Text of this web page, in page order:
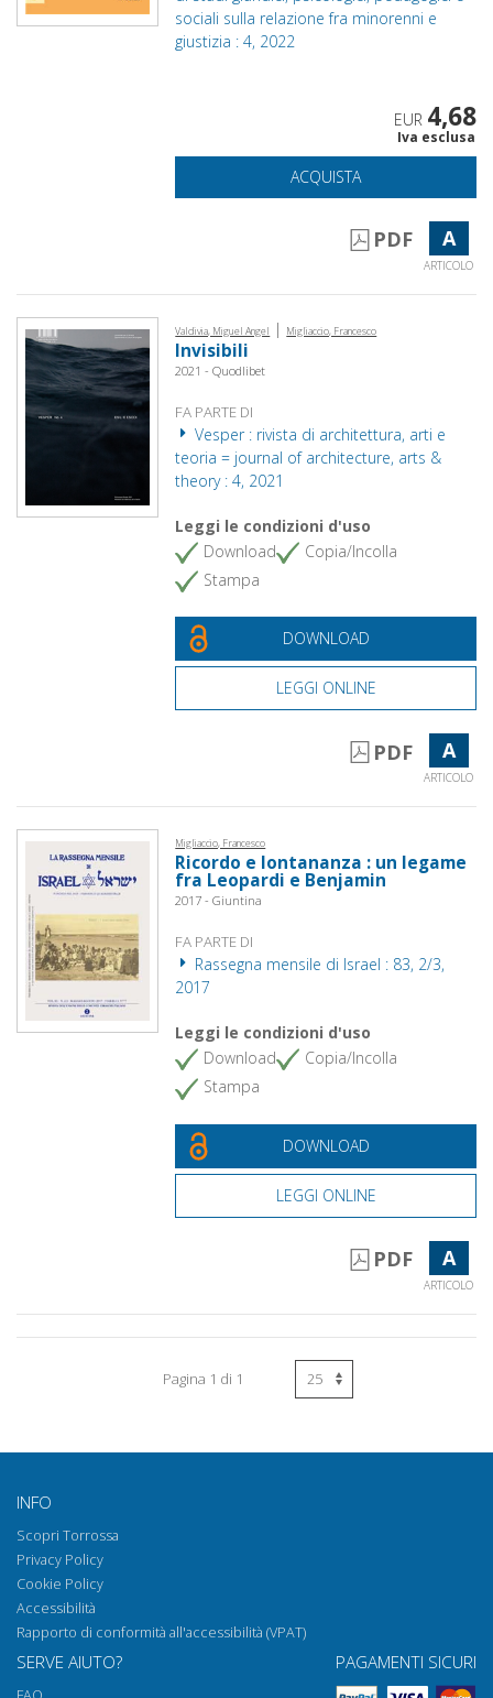
sociali sulla relazione fra minorenni e
giustizia : 4, 2022
EUR 4,68
Iva esclusa
ACQUISTA
PDF A
ARTICOLO
Valdivia, Miguel Angel | Migliaccio, Francesco
Invisibili
2021 - Quodlibet
FA PARTE DI
Vesper : rivista di architettura, arti e
teoria = journal of architecture, arts &
theory : 4, 2021
Leggi le condizioni d'uso
Download
Copia/Incolla
Stampa
DOWNLOAD
LEGGI ONLINE
PDF A
ARTICOLO
Migliaccio, Francesco
Ricordo e lontananza : un legame
fra Leopardi e Benjamin
2017 - Giuntina
FA PARTE DI
Rassegna mensile di Israel : 83, 2/3,
2017
Leggi le condizioni d'uso
Download
Copia/Incolla
Stampa
DOWNLOAD
LEGGI ONLINE
PDF A
ARTICOLO
Pagina 1 di 1
INFO
Scopri Torrossa
Privacy Policy
Cookie Policy
Accessibilità
Rapporto di conformità all'accessibilità (VPAT)
SERVE AIUTO? PAGAMENTI SICURI